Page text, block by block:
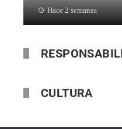
Hace 2 semanas
CULTURA